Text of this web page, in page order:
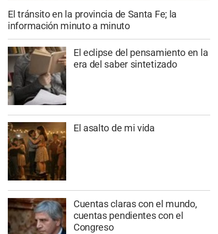
El tránsito en la provincia de Santa Fe; la
información minuto a minuto
El eclipse del pensamiento en la
era del saber sintetizado
El asalto de mi vida
Cuentas claras con el mundo,
cuentas pendientes con el
Congreso